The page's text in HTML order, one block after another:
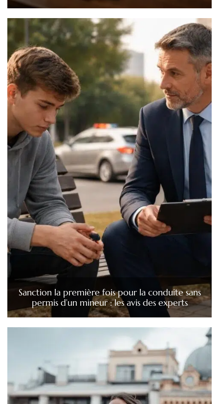
Sanction la première fois pour la conduite sans
permis d’un mineur : les avis des experts